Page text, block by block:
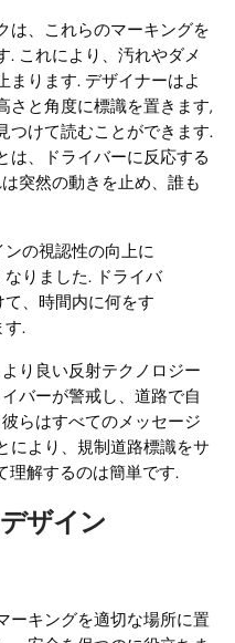
は、これらのマーキングを
. これにより、汚れやダメ
まります. デザイナーはよ
さと角度に標識を置きます,
つけて読むことができます.
は、ドライバーに反応する
突然の動きを止め、誰も
の視認性の向上に
りました. ドライバ
、時間内に何をす
す.
り良い反射テクノロジー
バーが警戒し、道路で自
らはすべてのメッセージ
により、規制道路標識をサ
理解するのは簡単です.
ザイン
ーキングを適切な場所に置